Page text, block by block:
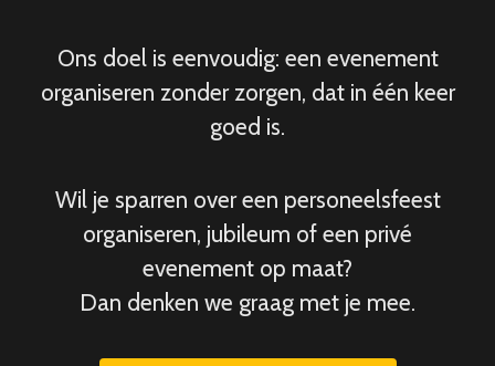
Ons doel is eenvoudig: een evenement
organiseren zonder zorgen, dat in één keer
goed is.
Wil je sparren over een personeelsfeest
organiseren, jubileum of een privé
evenement op maat?
Dan denken we graag met je mee.